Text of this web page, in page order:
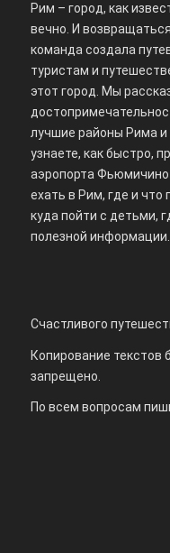
Рим – город, как
вечно. И
команда создала
туристам и
этот город. Мы
лучшие районы Рима
узнаете, как быстро,
аэропорта Фьюмичино
ехать в Рим, где и что
куда пойти с детьми,
полезной информации.
Счастливого
Копирование текстов
запрещено.
По всем вопросам